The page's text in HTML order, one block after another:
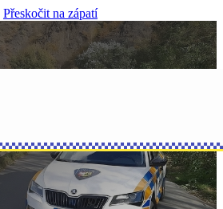
Přeskočit na zápatí